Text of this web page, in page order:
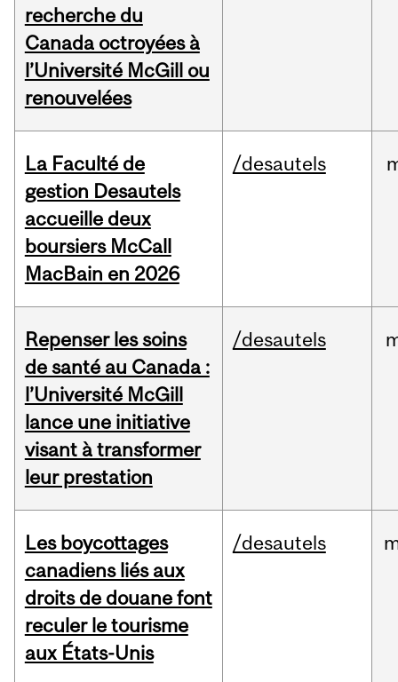
recherche du
Canada octroyées à
l’Université McGill ou
renouvelées
La Faculté de
gestion Desautels
accueille deux
boursiers McCall
MacBain en 2026
/desautels
Repenser les soins
de santé au Canada :
l’Université McGill
lance une initiative
visant à transformer
leur prestation
/desautels
Les boycottages
canadiens liés aux
droits de douane font
reculer le tourisme
aux États-Unis
/desautels